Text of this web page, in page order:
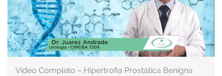
Vídeo Completo – Hipertrofia Prostática Benigna